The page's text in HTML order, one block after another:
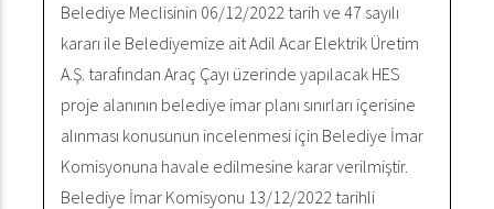
Belediye Meclisinin 06/12/2022 tarih ve 47 sayılı
kararı ile Belediyemize ait Adil Acar Elektrik Üretim
A.Ş. tarafından Araç Çayı üzerinde yapılacak HES
proje alanının belediye imar planı sınırları içerisine
alınması konusunun incelenmesi için Belediye İmar
Komisyonuna havale edilmesine karar verilmiştir.
Belediye İmar Komisyonu 13/12/2022 tarihli